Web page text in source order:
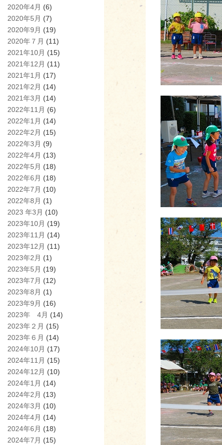
2020年4月 (6)
2020年5月 (7)
2020年9月 (19)
2020年７月 (11)
2021年10月 (15)
2021年12月 (11)
2021年1月 (17)
2021年2月 (14)
2021年3月 (14)
2022年11月 (6)
2022年1月 (14)
2022年2月 (15)
2022年3月 (9)
2022年4月 (13)
2022年5月 (18)
2022年6月 (18)
2022年7月 (10)
2022年8月 (1)
2023 年3月 (10)
2023年10月 (19)
2023年11月 (14)
2023年12月 (11)
2023年2月 (1)
2023年5月 (19)
2023年7月 (12)
2023年8月 (1)
2023年9月 (16)
2023年 4月 (14)
2023年２月 (15)
2023年６月 (14)
2024年10月 (17)
2024年11月 (15)
2024年12月 (10)
2024年1月 (14)
2024年2月 (13)
2024年3月 (10)
2024年4月 (14)
2024年6月 (18)
2024年7月 (15)